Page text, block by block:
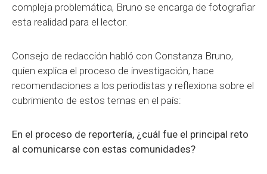
compleja problemática, Bruno se encarga de fotografiar
esta realidad para el lector.
Consejo de redacción habló con Constanza Bruno,
quien explica el proceso de investigación, hace
recomendaciones a los periodistas y reflexiona sobre el
cubrimiento de estos temas en el país:
En el proceso de reportería, ¿cuál fue el principal reto
al comunicarse con estas comunidades?